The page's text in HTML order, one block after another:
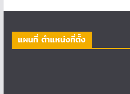
แผนที่ ตำแหน่งที่ตั้ง